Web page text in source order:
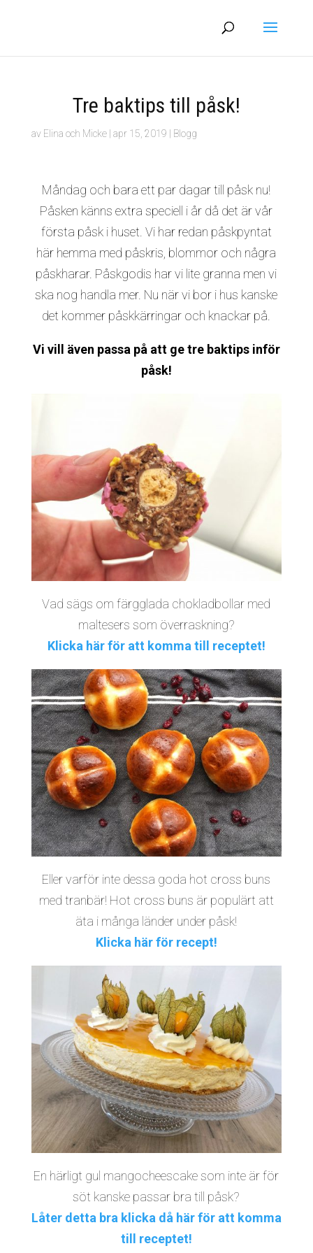
Tre baktips till påsk!
av Elina och Micke| apr 15, 2019 Blogg
Måndag och bara ett par dagar till påsk nu!
Påsken känns extra speciell i år då det är vår
första påsk i huset. Vi har redan påskpyntat
här hemma med påskris, blommor och några
påskharar. Påskgodis har vi lite granna men vi
ska nog handla mer. Nu när vi bor i hus kanske
det kommer påskkärringar och knackar på.
Vi vill även passa på att ge tre baktips inför
påsk!
Vad sägs om färgglada chokladbollar med
maltesers som överraskning?
Klicka här för att komma till receptet!
Eller varför inte dessa goda hot cross buns
med tranbär! Hot cross buns är populärt att
äta i många länder under påsk!
Klicka här för recept!
En härligt gul mangocheescake som inte är för
söt kanske passar bra till påsk?
Låter detta bra klicka då här för att komma
till receptet!